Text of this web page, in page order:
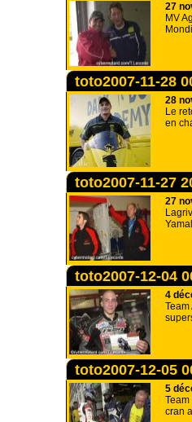
27
MV
toto2007-11-28
28
Le
en
toto2007-11-27
27
toto2007-12-04
4
toto2007-12-05
5
cran